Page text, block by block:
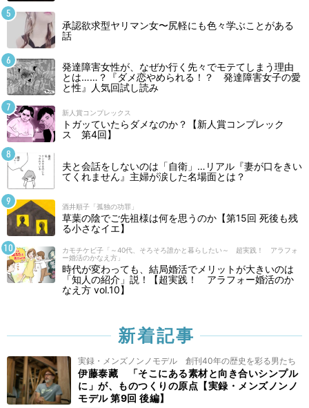
承認欲求型ヤリマン女〜尻軽にも色々学ぶことがある
話
発達障害女性が、なぜか行く先々でモテてしまう理由
とは……？『ダメ恋やめられる！？ 発達障害女子の愛
と性』人気回試し読み
新人賞コンプレックス
トガッていたらダメなのか？【新人賞コンプレック
ス 第4回】
夫と会話をしないのは「自衛」…リアル『妻が口をきい
てくれません』主婦が涙した名場面とは？
酒井順子「孤独の功罪」
草葉の陰でご先祖様は何を思うのか【第15回 死後も残
る小さなイエ】
カモチケビ子「～40代、そろそろ誰かと暮らしたい～ 超実践！ アラフォ
ー婚活のかなえ方」
時代が変わっても、結局婚活でメリットが大きいのは
「知人の紹介」説！【超実践！ アラフォー婚活のか
なえ方 vol.10】
新着記事
実録・メンズノンノモデル 創刊40年の歴史を彩る男たち
伊藤泰藏 「そこにある素材と向き合いシンプル
に」が、ものつくりの原点【実録・メンズノンノ
モデル 第9回 後編】